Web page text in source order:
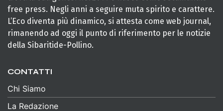
trova la sua genesi nel 2014 e nasce come settimanale
free press. Negli anni a seguire muta spirito e carattere.
L’Eco diventa più dinamico, si attesta come web journal,
rimanendo ad oggi il punto di riferimento per le notizie
CONTATTI
Chi Siamo